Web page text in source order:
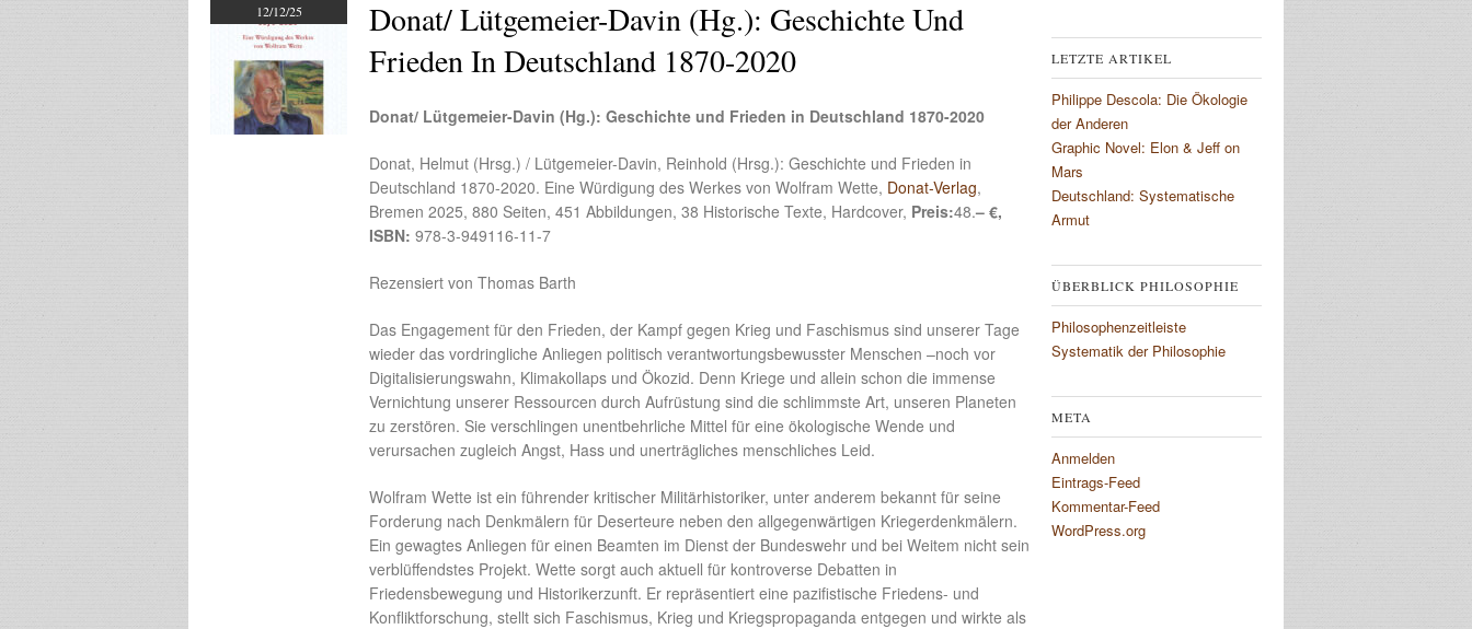
12/12/25
Donat/ Lütgemeier-Davin (Hg.): Geschichte Und
Frieden In Deutschland 1870-2020
Donat/ Lütgemeier-Davin (Hg.): Geschichte und Frieden in Deutschland 1870-2020
Donat, Helmut (Hrsg.) / Lütgemeier-Davin, Reinhold (Hrsg.): Geschichte und Frieden in
Deutschland 1870-2020. Eine Würdigung des Werkes von Wolfram Wette, Donat-Verlag,
Bremen 2025, 880 Seiten, 451 Abbildungen, 38 Historische Texte, Hardcover, Preis:48.– €,
ISBN: 978-3-949116-11-7
Rezensiert von Thomas Barth
Das Engagement für den Frieden, der Kampf gegen Krieg und Faschismus sind unserer Tage
wieder das vordringliche Anliegen politisch verantwortungsbewusster Menschen –noch vor
Digitalisierungswahn, Klimakollaps und Ökozid. Denn Kriege und allein schon die immense
Vernichtung unserer Ressourcen durch Aufrüstung sind die schlimmste Art, unseren Planeten
zu zerstören. Sie verschlingen unentbehrliche Mittel für eine ökologische Wende und
verursachen zugleich Angst, Hass und unerträgliches menschliches Leid.
Wolfram Wette ist ein führender kritischer Militärhistoriker, unter anderem bekannt für seine
Forderung nach Denkmälern für Deserteure neben den allgegenwärtigen Kriegerdenkmälern.
Ein gewagtes Anliegen für einen Beamten im Dienst der Bundeswehr und bei Weitem nicht sein
verblüffendstes Projekt. Wette sorgt auch aktuell für kontroverse Debatten in
Friedensbewegung und Historikerzunft. Er repräsentiert eine pazifistische Friedens- und
Konfliktforschung, stellt sich Faschismus, Krieg und Kriegspropaganda entgegen und wirkte als
LETZTE ARTIKEL
Philippe Descola: Die Ökologie
der Anderen
Graphic Novel: Elon & Jeff on
Mars
Deutschland: Systematische
Armut
ÜBERBLICK PHILOSOPHIE
Philosophenzeitleiste
Systematik der Philosophie
META
Anmelden
Eintrags-Feed
Kommentar-Feed
WordPress.org